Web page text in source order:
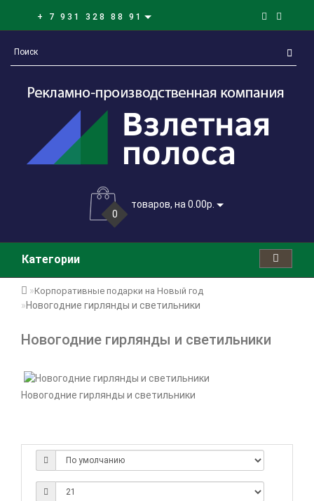
+ 7 931 328 88 91
0
товаров, на 0.00р.
Категории
Корпоративные подарки на Новый год
Новогодние гирлянды и светильники
Новогодние гирлянды и светильники
Новогодние гирлянды и светильники